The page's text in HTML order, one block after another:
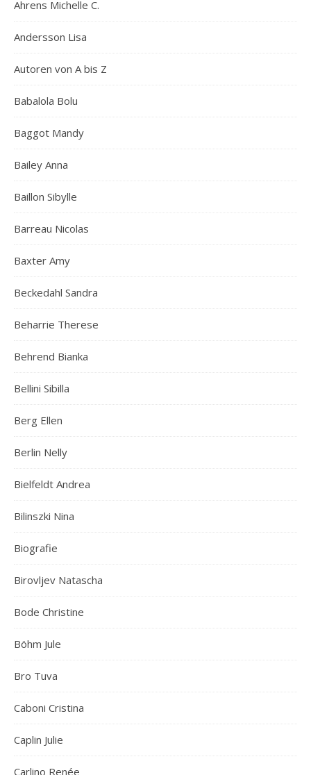
Ahrens Michelle C.
Andersson Lisa
Autoren von A bis Z
Babalola Bolu
Baggot Mandy
Bailey Anna
Baillon Sibylle
Barreau Nicolas
Baxter Amy
Beckedahl Sandra
Beharrie Therese
Behrend Bianka
Bellini Sibilla
Berg Ellen
Berlin Nelly
Bielfeldt Andrea
Bilinszki Nina
Biografie
Birovljev Natascha
Bode Christine
Böhm Jule
Bro Tuva
Caboni Cristina
Caplin Julie
Carlino Renée